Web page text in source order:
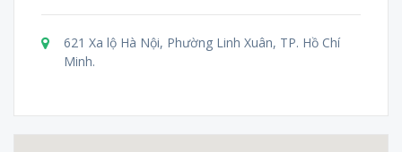
621 Xa lộ Hà Nội, Phường Linh Xuân, TP. Hồ Chí
Minh.